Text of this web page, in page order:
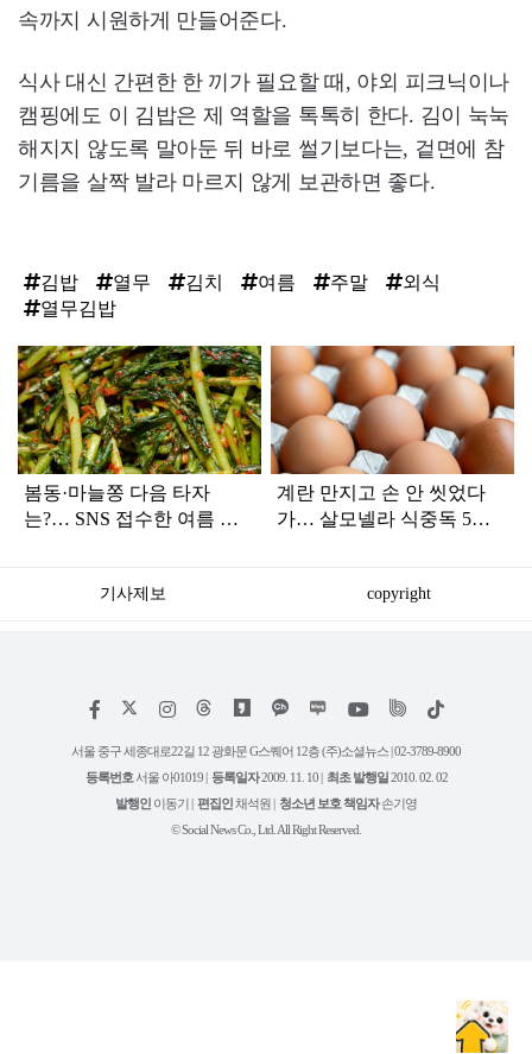
속까지 시원하게 만들어준다.
식사 대신 간편한 한 끼가 필요할 때, 야외 피크닉이나
캠핑에도 이 김밥은 제 역할을 톡톡히 한다. 김이 눅눅
해지지 않도록 말아둔 뒤 바로 썰기보다는, 겉면에 참
기름을 살짝 발라 마르지 않게 보관하면 좋다.
김밥 열무 김치 여름 주말
외식
열무김밥
탑
라
인
봄동·마늘쫑 다음 타자
는?… SNS 접수한 여름 비
계란 만지고 손 안 씻었다
가… 살모넬라 식중독 5년
기사제보 copyright
페
스
인
타
램
위
트
유
튜
틱
서울 중구 세종대로22길 12 광화문 G스퀘어 12층 (주)소셜뉴스 | 02-3789-8900
등록번호 서울 아01019 | 등록일자2009. 11. 10 | 최초 발행일 2010. 02. 02
발행인 이동기 | 편집인 채석원 | 청소년 보호 책임자손기영
© Social News Co., Ltd. All Right Reserved.